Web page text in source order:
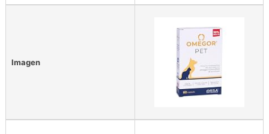
Imagen